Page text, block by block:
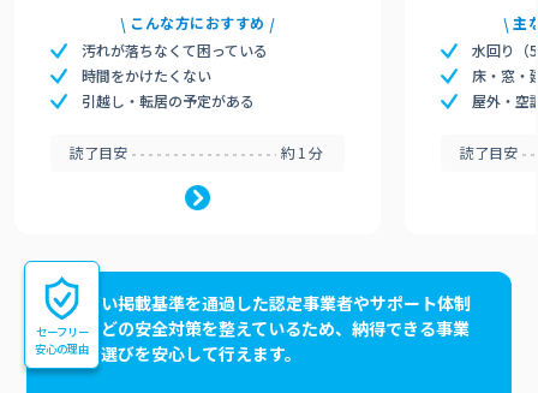
こんな方におすすめ
汚れが落ちなくて困っている
時間をかけたくない
引越し・転居の予定がある
読了目安 約1分
主
水回り（
床・窓・
屋外・空
読了目安
高い掲載基準を通過した認定事業者やサポート体制
などの安全対策を整えているため、納得できる事業
者選びを安心して行えます。
セーフリー
安心の理由